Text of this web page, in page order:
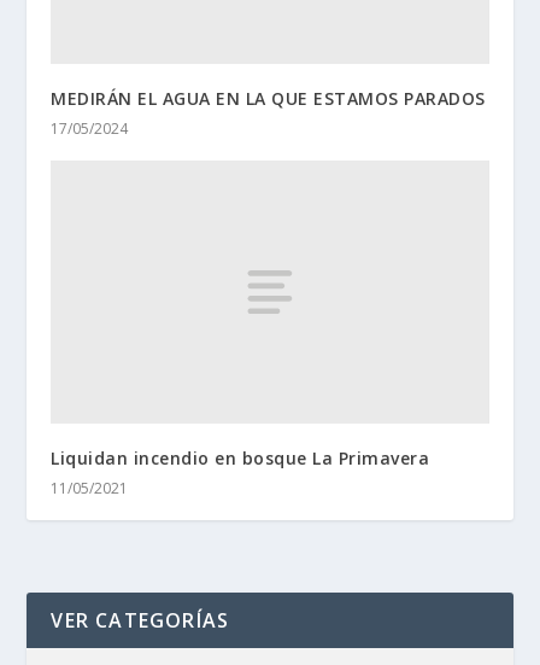
MEDIRÁN EL AGUA EN LA QUE ESTAMOS PARADOS
17/05/2024
Liquidan incendio en bosque La Primavera
11/05/2021
VER CATEGORÍAS